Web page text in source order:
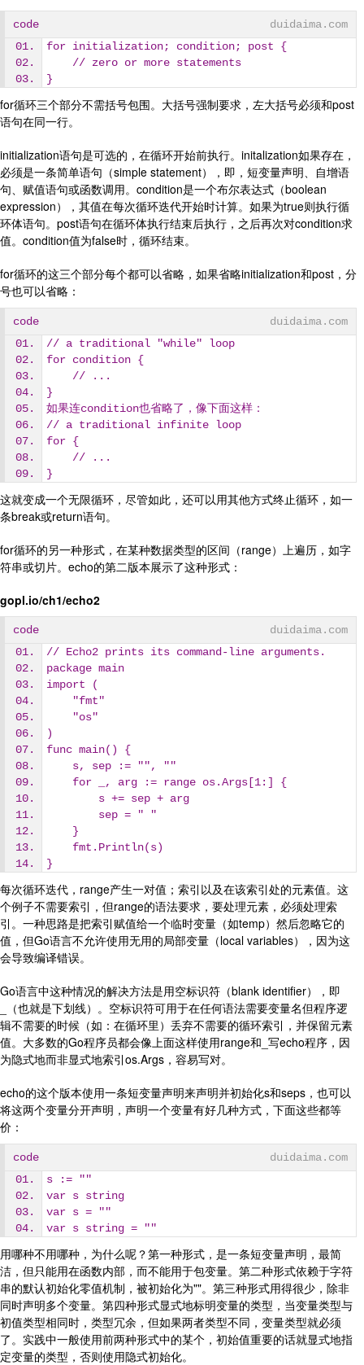
code
duidaima.com
for initialization; condition; post {
    // zero or more statements
}
for循环三个部分不需括号包围。大括号强制要求，左大括号必须和post
语句在同一行。
initialization语句是可选的，在循环开始前执行。initalization如果存在，
必须是一条简单语句（simple statement），即，短变量声明、自增语
句、赋值语句或函数调用。condition是一个布尔表达式（boolean
expression），其值在每次循环迭代开始时计算。如果为true则执行循
环体语句。post语句在循环体执行结束后执行，之后再次对condition求
值。condition值为false时，循环结束。
for循环的这三个部分每个都可以省略，如果省略initialization和post，分
号也可以省略：
code
duidaima.com
// a traditional "while" loop
for condition {
    // ...
}
如果连condition也省略了，像下面这样：
// a traditional infinite loop
for {
    // ...
}
这就变成一个无限循环，尽管如此，还可以用其他方式终止循环，如一
条break或return语句。
for循环的另一种形式，在某种数据类型的区间（range）上遍历，如字
符串或切片。echo的第二版本展示了这种形式：
gopl.io/ch1/echo2
code
duidaima.com
// Echo2 prints its command-line arguments.
package main
import (
    "fmt"
    "os"
)
func main() {
    s, sep := "", ""
    for _, arg := range os.Args[1:] {
        s += sep + arg
        sep = " "
    }
    fmt.Println(s)
}
每次循环迭代，range产生一对值；索引以及在该索引处的元素值。这
个例子不需要索引，但range的语法要求，要处理元素，必须处理索
引。一种思路是把索引赋值给一个临时变量（如temp）然后忽略它的
值，但Go语言不允许使用无用的局部变量（local variables），因为这
会导致编译错误。
Go语言中这种情况的解决方法是用空标识符（blank identifier），即
_（也就是下划线）。空标识符可用于在任何语法需要变量名但程序逻
辑不需要的时候（如：在循环里）丢弃不需要的循环索引，并保留元素
值。大多数的Go程序员都会像上面这样使用range和_写echo程序，因
为隐式地而非显式地索引os.Args，容易写对。
echo的这个版本使用一条短变量声明来声明并初始化s和seps，也可以
将这两个变量分开声明，声明一个变量有好几种方式，下面这些都等
价：
code
duidaima.com
s := ""
var s string
var s = ""
var s string = ""
用哪种不用哪种，为什么呢？第一种形式，是一条短变量声明，最简
洁，但只能用在函数内部，而不能用于包变量。第二种形式依赖于字符
串的默认初始化零值机制，被初始化为""。第三种形式用得很少，除非
同时声明多个变量。第四种形式显式地标明变量的类型，当变量类型与
初值类型相同时，类型冗余，但如果两者类型不同，变量类型就必须
了。实践中一般使用前两种形式中的某个，初始值重要的话就显式地指
定变量的类型，否则使用隐式初始化。